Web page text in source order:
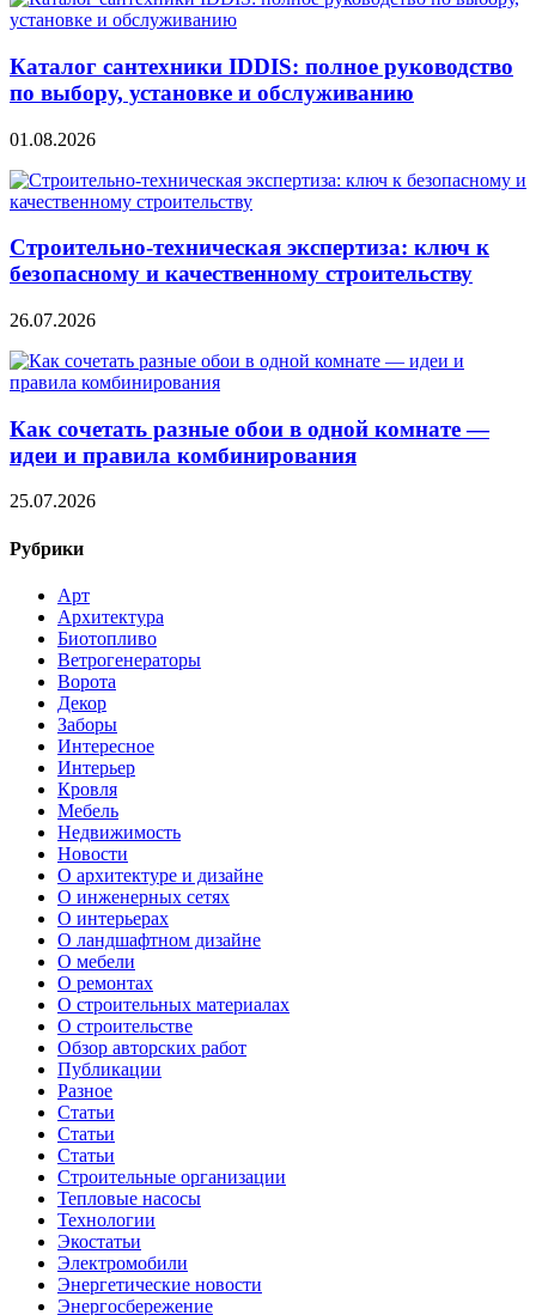
Каталог сантехники IDDIS: полное руководство
по выбору, установке и обслуживанию
01.08.2026
Строительно‑техническая экспертиза: ключ к
безопасному и качественному строительству
26.07.2026
Как сочетать разные обои в одной комнате —
идеи и правила комбинирования
25.07.2026
Рубрики
Арт
Архитектура
Биотопливо
Ветрогенераторы
Ворота
Декор
Заборы
Интересное
Интерьер
Кровля
Мебель
Недвижимость
Новости
О архитектуре и дизайне
О инженерных сетях
О интерьерах
О ландшафтном дизайне
О мебели
О ремонтах
О строительных материалах
О строительстве
Обзор авторских работ
Публикации
Разное
Статьи
Статьи
Статьи
Строительные организации
Тепловые насосы
Технологии
Экостатьи
Электромобили
Энергетические новости
Энергосбережение